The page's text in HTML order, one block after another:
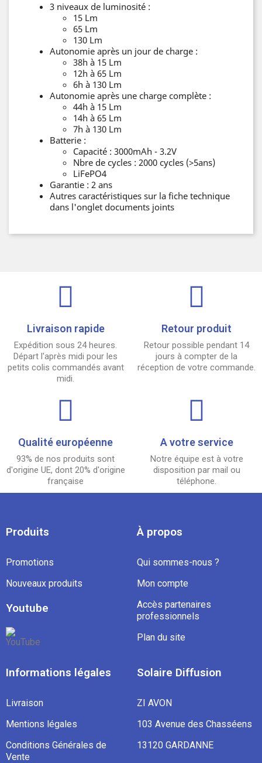
3 niveaux de luminosité :
15 Lm
65 Lm
130 Lm
Autonomie après un jour de charge :
38h à 15 Lm
12h à 65 Lm
6h à 130 Lm
Autonomie après une charge complète :
44h à 15 Lm
14h à 65 Lm
7h à 130 Lm
Batterie :
Capacité : 3000mAh - 3.2V
Nbre de cycles : 2000 cycles (>5ans)
LiFePO4
Garantie : 2 ans
Autres caractéristiques sur la fiche technique
dans l'onglet documents joints
Livraison rapide
Expédition sous 24 heures.
Départ l'après midi pour les
petits colis commandés avant
midi.
Retour produit
Retour possible pendant 14
jours à compter de la
réception de votre commande.
Qualité européenne
93% de nos produits sont
d'origine UE, dont 20% d'origine
française
A votre service
Notre équipe est à votre
disposition par mail ou
téléphone.
Produits
Promotions
Nouveaux produits
Youtube
À propos
Qui sommes-nous ?
Mon compte
Accès partenaires
professionnels
Plan du site
Informations légales
Livraison
Mentions légales
Conditions Générales de
Vente
Solaire Diffusion
ZI AVON
103 Avenue des Chasséens
13120 GARDANNE